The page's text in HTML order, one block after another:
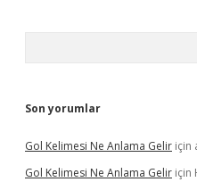
Son yorumlar
Gol Kelimesi Ne Anlama Gelir için
Gol Kelimesi Ne Anlama Gelir için